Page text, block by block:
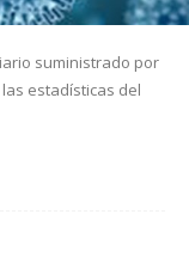
suministrado por
estadísticas del